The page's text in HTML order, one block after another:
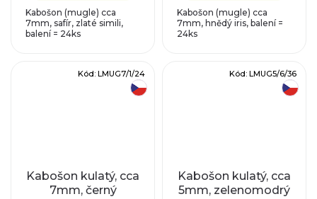
Kabošon (mugle) cca
7mm, safír, zlaté simili,
balení = 24ks
Kabošon (mugle) cca
7mm, hnědý iris, balení =
24ks
Kabošon kulatý, cca
7mm, černý
Kód: LMUG7/1/24
Kabošon kulatý, cca
5mm, zelenomodrý
Kód: LMUG5/6/36